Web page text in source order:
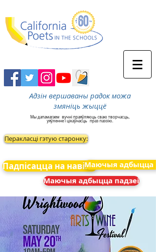
Адзін вершаваны радок можа
змяніць жыццё
Мы дапамагаем вучні праяўляюць сваю творчасць,
уяўленне і цікаўнасць праз паэзію.
Перакласці гэтую старонку:
Падпісацца на навіныМаючыя адбыцца
Маючыя адбыцца падзеі